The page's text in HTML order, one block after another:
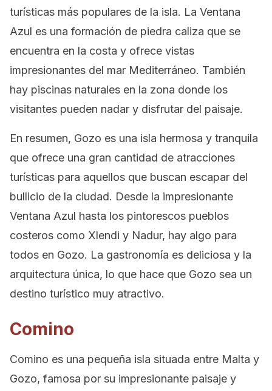
turísticas más populares de la isla. La Ventana
Azul es una formación de piedra caliza que se
encuentra en la costa y ofrece vistas
impresionantes del mar Mediterráneo. También
hay piscinas naturales en la zona donde los
visitantes pueden nadar y disfrutar del paisaje.
En resumen, Gozo es una isla hermosa y tranquila
que ofrece una gran cantidad de atracciones
turísticas para aquellos que buscan escapar del
bullicio de la ciudad. Desde la impresionante
Ventana Azul hasta los pintorescos pueblos
costeros como Xlendi y Nadur, hay algo para
todos en Gozo. La gastronomía es deliciosa y la
arquitectura única, lo que hace que Gozo sea un
destino turístico muy atractivo.
Comino
Comino es una pequeña isla situada entre Malta y
Gozo, famosa por su impresionante paisaje y